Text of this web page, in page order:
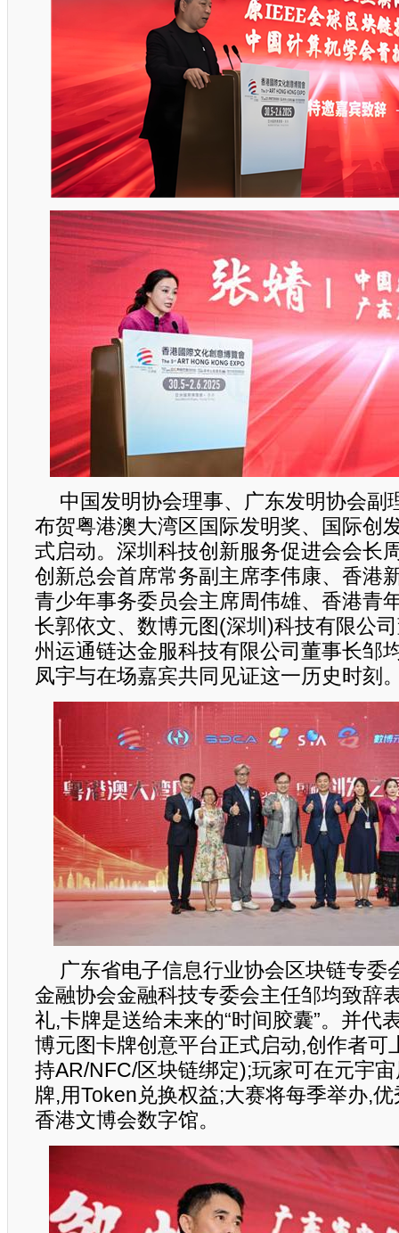
中国发明协会理事、广东发明协会副
布贺粤港澳大湾区国际发明奖、国际创
式启动。深圳科技创新服务促进会会长
创新总会首席常务副主席李伟康、香港
青少年事务委员会主席周伟雄、香港青
长郭依文、数博元图(深圳)科技有限公
州运通链达金服科技有限公司董事长邹
凤宇与在场嘉宾共同见证这一历史时刻
广东省电子信息行业协会区块链专委
金融协会金融科技专委会主任邹均致辞
礼,卡牌是送给未来的“时间胶囊”。并代
博元图卡牌创意平台正式启动,创作者可
持AR/NFC/区块链绑定);玩家可在元宇
牌,用Token兑换权益;大赛将每季举办,
香港文博会数字馆。